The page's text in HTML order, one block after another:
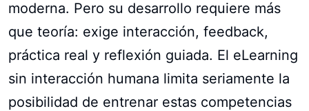
moderna. Pero su desarrollo requiere más
que teoría: exige interacción, feedback,
práctica real y reflexión guiada. El eLearning
sin interacción humana limita seriamente la
posibilidad de entrenar estas competencias